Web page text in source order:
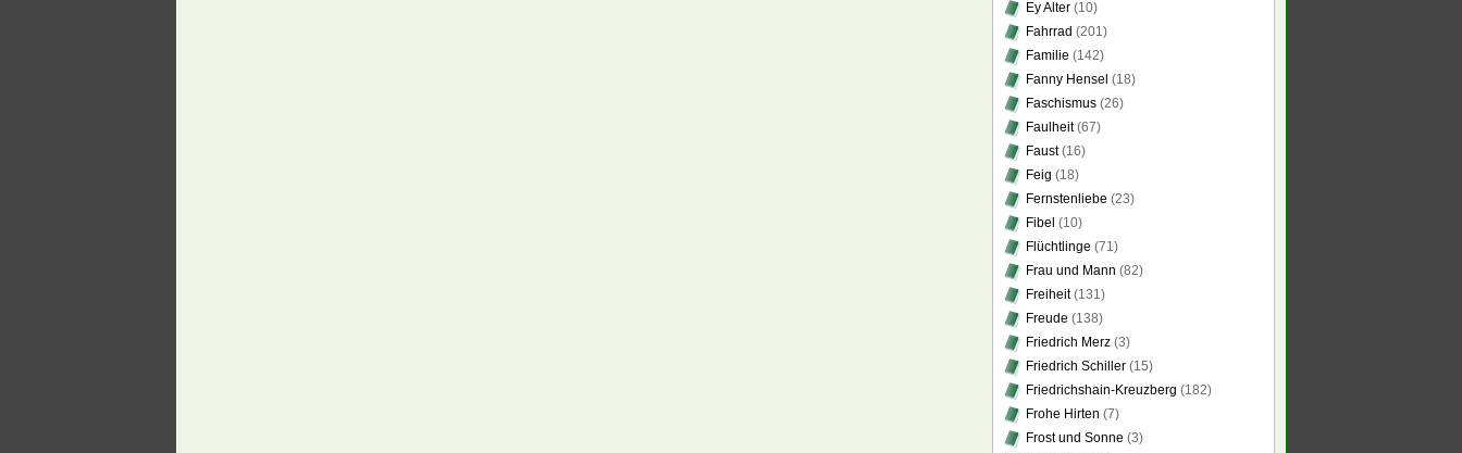
Ey Alter (10)
Fahrrad (201)
Familie (142)
Fanny Hensel (18)
Faschismus (26)
Faulheit(67)
Faust(16)
Feig (18)
Fernstenliebe (23)
Fibel (10)
Flüchtlinge (71)
Frau und Mann (82)
Freiheit(131)
Freude (138)
Friedrich Merz (3)
Friedrich Schiller (15)
Friedrichshain-Kreuzberg (182)
Frohe Hirten (7)
Frost und Sonne (3)